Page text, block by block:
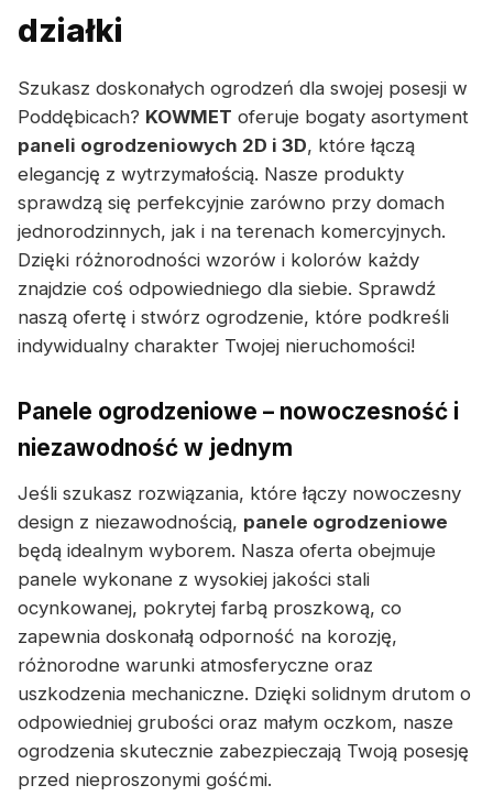
działki
Szukasz doskonałych ogrodzeń dla swojej posesji w
Poddębicach? KOWMET oferuje bogaty asortyment
paneli ogrodzeniowych 2D i 3D, które łączą
elegancję z wytrzymałością. Nasze produkty
sprawdzą się perfekcyjnie zarówno przy domach
jednorodzinnych, jak i na terenach komercyjnych.
Dzięki różnorodności wzorów i kolorów każdy
znajdzie coś odpowiedniego dla siebie. Sprawdź
naszą ofertę i stwórz ogrodzenie, które podkreśli
indywidualny charakter Twojej nieruchomości!
Panele ogrodzeniowe – nowoczesność i
niezawodność w jednym
Jeśli szukasz rozwiązania, które łączy nowoczesny
design z niezawodnością, panele ogrodzeniowe
będą idealnym wyborem. Nasza oferta obejmuje
panele wykonane z wysokiej jakości stali
ocynkowanej, pokrytej farbą proszkową, co
zapewnia doskonałą odporność na korozję,
różnorodne warunki atmosferyczne oraz
uszkodzenia mechaniczne. Dzięki solidnym drutom o
odpowiedniej grubości oraz małym oczkom, nasze
ogrodzenia skutecznie zabezpieczają Twoją posesję
przed nieproszonymi gośćmi.